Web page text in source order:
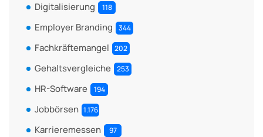
Digitalisierung 118
Employer Branding 344
Fachkräftemangel 202
Gehaltsvergleiche 253
HR-Software 194
Jobbörsen 1.176
Karrieremessen 97